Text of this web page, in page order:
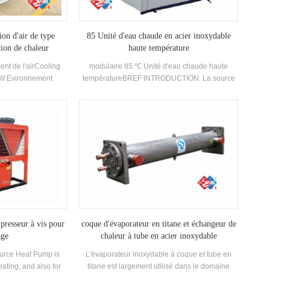
d'air de type
de chaleur
de l'airCooling
Evironnement
85 Unité d'eau chaude en acier inoxydable
haute température
modulaire 85 ℃ Unité d'eau chaude haute
températureBREF INTRODUCTION: La source
multifonctionnelle Unité de climatisation, qui
réfrigération, chauffage et eau chaude
domestique Production. Il peut être
automatiquement commuté en fonction de la
température ambiante et de la demande d'eau
chaude, qui est de l'énergie efficace. Marque:
HSTARS Entrée d'eau chaude et eau de sortie
Zones: Hôtels, hôpitaux, communautés
commerciales et résidentielles, villas, etc
à vis pour
Heat Pump is
and also for
coque d'évaporateur en titane et échangeur de
chaleur à tube en acier inoxydable
L'évaporateur inoxydable à coque et tube en
titane est largement utilisé dans le domaine